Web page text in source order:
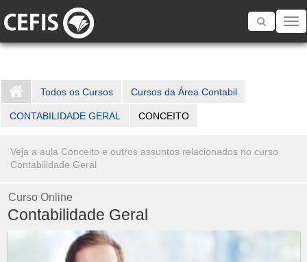
Toggle
Todos os Cursos Cursos da Área Contabil
CONTABILIDADE GERAL CONCEITO
Veja a aula Conceito e outros assuntos relacionados no curso
Contabilidade Geral
Curso Online
Contabilidade Geral